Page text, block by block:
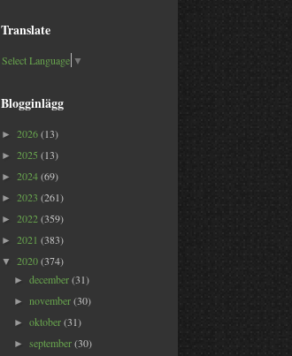
Translate
Select Language ▼
Blogginlägg
► 2026(13)
► 2025 (13)
► 2024(69)
► 2023 (261)
► 2022(359)
► 2021 (383)
▼ 2020(374)
►december(31)
►november(30)
►oktober(31)
►september(30)